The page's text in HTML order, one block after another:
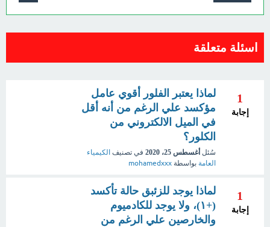
اسئلة متعلقة
1
إجابة
لماذا يعتبر الفلور أقوي عامل
مؤكسد علي الرغم من أنه أقل
في الميل الالكتروني من
الكلور؟
سُئل أغسطس 25، 2020 في تصنيف الكيمياء
العامة بواسطة mohamedxxx
1
إجابة
لماذا يوجد للزئبق حالة تأكسد
(+١)، ولا يوجد للكادميوم
والخارصين علي الرغم من